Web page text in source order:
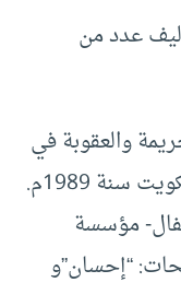
عدد من
والعقوبة في
1989م.
مؤسسة
“إحسان”و